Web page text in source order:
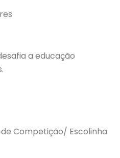
a educação
Competição/ Escolinha